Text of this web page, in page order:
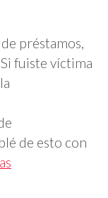
préstamos,
fuiste víctima
de esto con